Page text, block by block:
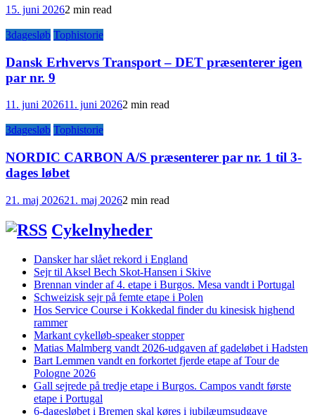
15. juni 20262 min read
3dagesløb Tophistorie
Dansk Erhvervs Transport – DET præsenterer igen
par nr. 9
11. juni 202611. juni 20262 min read
3dagesløb Tophistorie
NORDIC CARBON A/S præsenterer par nr. 1 til 3-
dages løbet
21. maj 202621. maj 20262 min read
Cykelnyheder
Dansker har slået rekord i England
Sejr til Aksel Bech Skot-Hansen i Skive
Brennan vinder af 4. etape i Burgos. Mesa vandt i Portugal
Schweizisk sejr på femte etape i Polen
Hos Service Course i Kokkedal finder du kinesisk highend
rammer
Markant cykelløb-speaker stopper
Matias Malmberg vandt 2026-udgaven af gadeløbet i Hadsten
Bart Lemmen vandt en forkortet fjerde etape af Tour de
Pologne 2026
Gall sejrede på tredje etape i Burgos. Campos vandt første
etape i Portugal
6-dagesløbet i Bremen skal køres i jubilæumsudgave